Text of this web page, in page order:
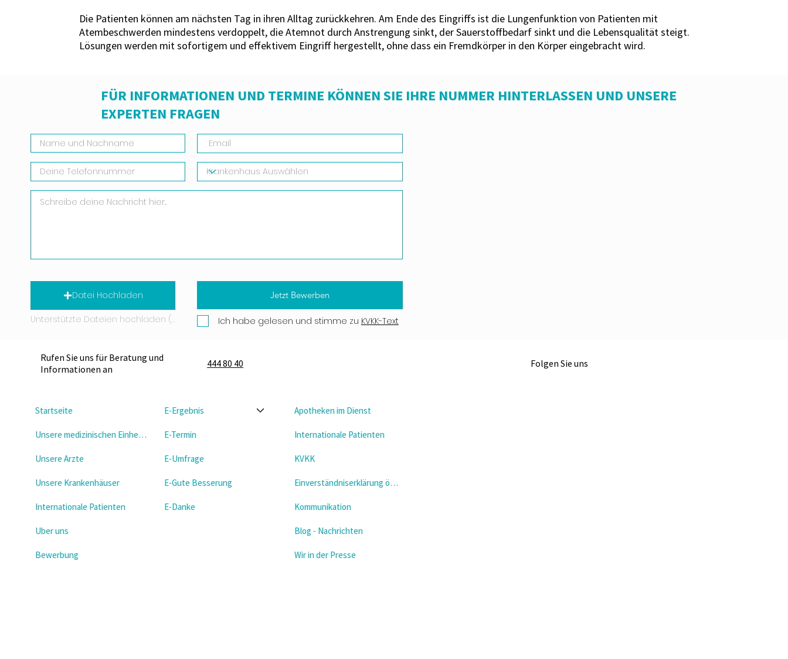
Die Patienten können am nächsten Tag in ihren Alltag zurückkehren. Am Ende des Eingriffs ist die Lungenfunktion von Patienten mit
Atembeschwerden mindestens verdoppelt, die Atemnot durch Anstrengung sinkt, der Sauerstoffbedarf sinkt und die Lebensqualität steigt.
Lösungen werden mit sofortigem und effektivem Eingriff hergestellt, ohne dass ein Fremdkörper in den Körper eingebracht wird.
FÜR INFORMATIONEN UND TERMINE KÖNNEN SIE IHRE NUMMER HINTERLASSEN UND UNSERE
EXPERTEN FRAGEN
Jetzt Bewerben
Datei Hochladen
Unterstützte Dateien hochladen (Max. 15 MB) Ich habe gelesen und stimme zu KVKK-Text
Rufen Sie uns für Beratung und
Informationen an
444 80 40 Folgen Sie uns
Startseite
Unsere medizinischen Einheiten
Unsere Arzte
Unsere Krankenhäuser
Internationale Patienten
Uber uns
Bewerbung
E-Ergebnis
E-Termin
E-Umfrage
E-Gute Besserung
E-Danke
Apotheken im Dienst
Internationale Patienten
KVKK
Einverständniserklärung öffnen
Kommunikation
Blog - Nachrichten
Wir in der Presse